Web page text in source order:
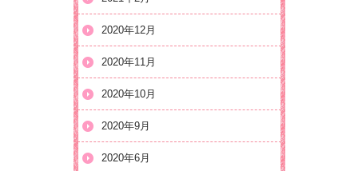
2020年12月
2020年11月
2020年10月
2020年9月
2020年6月